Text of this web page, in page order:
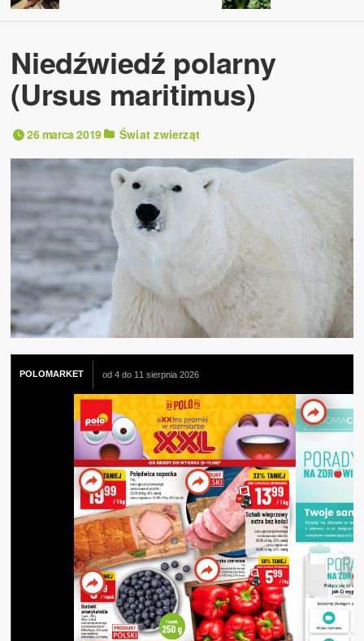
Niedźwiedź polarny
(Ursus maritimus)
26 marca 2019 Świat zwierząt